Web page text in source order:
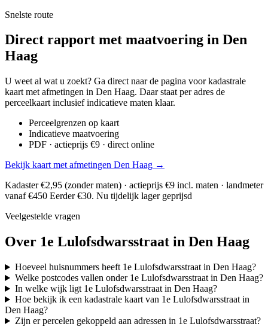
Snelste route
Direct rapport met maatvoering in Den
Haag
U weet al wat u zoekt? Ga direct naar de pagina voor kadastrale
kaart met afmetingen in Den Haag. Daar staat per adres de
perceelkaart inclusief indicatieve maten klaar.
Perceelgrenzen op kaart
Indicatieve maatvoering
PDF · actieprijs €9 · direct online
Bekijk kaart met afmetingen Den Haag →
Kadaster €2,95 (zonder maten) · actieprijs €9 incl. maten · landmeter
vanaf €450 Eerder €30. Nu tijdelijk lager geprijsd
Veelgestelde vragen
Over 1e Lulofsdwarsstraat in Den Haag
Hoeveel huisnummers heeft 1e Lulofsdwarsstraat in Den Haag?
Welke postcodes vallen onder 1e Lulofsdwarsstraat in Den Haag?
In welke wijk ligt 1e Lulofsdwarsstraat in Den Haag?
Hoe bekijk ik een kadastrale kaart van 1e Lulofsdwarsstraat in
Den Haag?
Zijn er percelen gekoppeld aan adressen in 1e Lulofsdwarsstraat?